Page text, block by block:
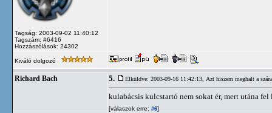
Tagság: 2003-09-02 11:40:12
Tagszám: #6416
Hozzászólások: 24302
Kiváló dolgozó
Richard Bach 5. Elküldve: 2003-09-16 11:42:13, Azt hiszem meghalt a
kulabácsis kulcstartó nem sokat ér, mert utána fel
[válaszok erre: #6]